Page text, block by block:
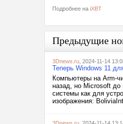
Подробнее на iXBT
Предыдущие
3Dnews.ru , 2024-11-14
Теперь Windows 11
Компьютеры на Arm-
назад, но Microsoft до
системы как для
изображения: